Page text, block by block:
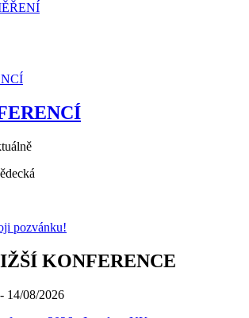
pozvánku!
KONFERENCE
14/08/2026